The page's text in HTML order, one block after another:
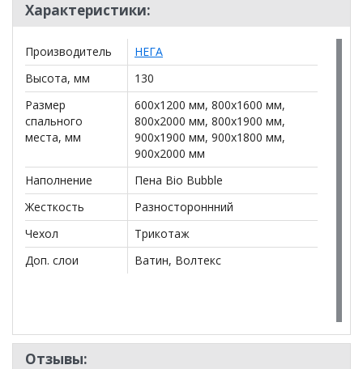
*Дополнительную информацию о том, как купить
Матрас Dreamers Adventure (0-10 лет)
разносторонний
уточняйте у нашего менеджера по
телефону+79292022735.
**Цены на официальном сайте100диванов.com
действительны только для интернет-магазина
могут отличаться от цен в розничных магазинах-
салонах сети!
Характеристики:
Производитель
НЕГА
Высота, мм
130
Размер
спального
места, мм
600x1200 мм, 800x1600 мм,
800x2000 мм, 800x1900 мм,
900x1900 мм, 900x1800 мм,
900x2000 мм
Наполнение
Пена Bio Bubble
Жесткость
Разностороннний
Чехол
Трикотаж
Доп. слои
Ватин, Волтекс
Отзывы: